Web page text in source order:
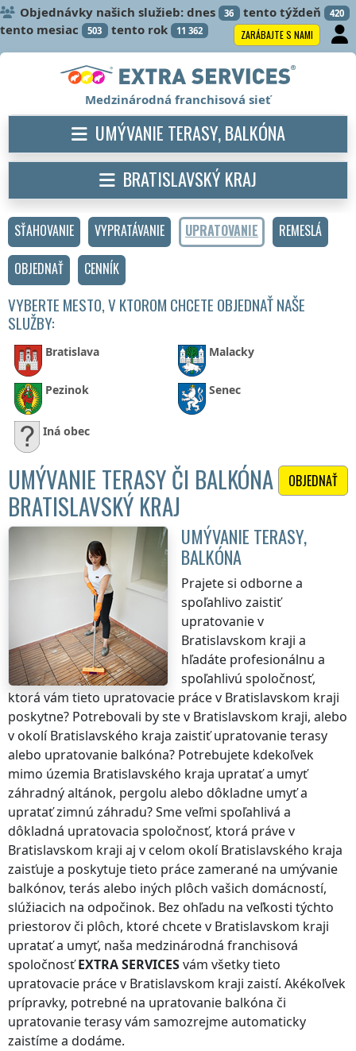
Objednávky našich služieb: dnes 36 tento týždeň 420
tento mesiac 503 tento rok 11 362 ZARÁBAJTE S NAMI
SŤAHOVANIE VYPRATÁVANIE UPRATOVANIE
REMESLÁ
OBJEDNAŤ
CENNÍK
VYBERTE MESTO, V KTOROM CHCETE OBJEDNAŤ NAŠE
SLUŽBY:
Bratislava Malacky
Pezinok Senec
Iná obec
OBJEDNAŤ
UMÝVANIE TERASY ČI BALKÓNA
BRATISLAVSKÝ KRAJ
UMÝVANIE TERASY,
BALKÓNA
Prajete si odborne a
spoľahlivo zaistiť
upratovaniev
Bratislavskom kraji a
hľadáte profesionálnu a
spoľahlivú spoločnosť,
ktorá vám tieto upratovacie prácev Bratislavskom kraji
poskytne? Potrebovali by stev Bratislavskom kraji, alebo
v okolíBratislavského kraja zaistiť upratovanie terasy
alebo upratovanie balkóna? Potrebujete kdekoľvek
mimo územia Bratislavského kraja upratať a umyť
záhradný altánok, pergolu alebo dôkladne umyť a
upratať zimnú záhradu? Sme veľmi spoľahlivá a
dôkladná upratovacia spoločnosť, ktorá právev
Bratislavskom kraji aj v celom okolíBratislavského kraja
zaisťuje a poskytuje tieto práce zamerané na umývanie
balkónov, terás alebo iných plôch vašich domácností,
slúžiacich na odpočinok. Bez ohľadu na veľkosti týchto
priestorov či plôch, ktoré chcetev Bratislavskom kraji
upratať a umyť, naša medzinárodná franchisová
spoločnosťEXTRA SERVICESvám všetky tieto
upratovacie prácev Bratislavskom kraji zaistí. Akékoľvek
prípravky, potrebné na upratovanie balkóna či
upratovanie terasy vám samozrejme automaticky
zaistíme a dodáme.
Medzinárodná franchisová sieť
UMÝVANIE TERASY, BALKÓNA
BRATISLAVSKÝ KRAJ